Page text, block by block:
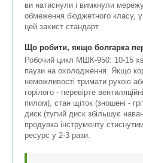
ви натиснули і вимкнули
обмеження бюджетного класу,
цей захист стандарт.
Що робити, якщо болгарка
Робочий цикл МШК-950: 10-15
паузи на охолодження. Якщо
неможливості тримати рукою
горілого - перевірте
пилом), стан щіток (зношені -
диск (тупий диск збільшує
продувка інструменту
ресурс у 2-3 рази.